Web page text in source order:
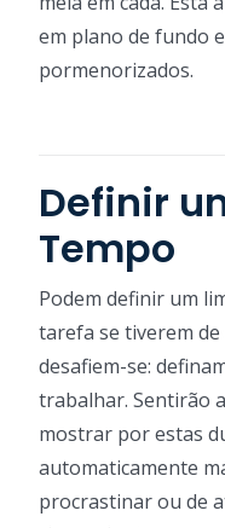
em plano de fundo
pormenorizados.
Definir
Tempo
Podem definir um
tarefa se tiverem
desafiem-se:
trabalhar. Sentirão
mostrar por estas
automaticamente
procrastinar ou de